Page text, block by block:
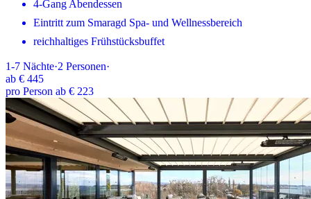
4-Gang Abendessen
Eintritt zum Smaragd Spa- und Wellnessbereich
reichhaltiges Frühstücksbuffet
1-7 Nächte·2 Personen·
ab € 445
pro Person ab € 223